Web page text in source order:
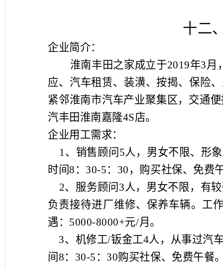
十二
企业简介：
淮南丰田之家成立于2019年3月
应、汽车租赁、装潢、按揭、保险
紧邻淮南市汽车产业聚集区，交通
汽丰田淮南嘉隆4S店。
企业用工需求：
1、销售顾问 5人，男女不限、形
时间8 ： 30-5： 30 ，购买社保、免费
2、服务顾问 3人，男女不限，有
负责接待进厂维修、保养车辆。工
遇： 5000-8000+元/月。
3、机修工/钣金工4人，从事过汽
间8： 30-5 ： 30购买社保、免费午餐